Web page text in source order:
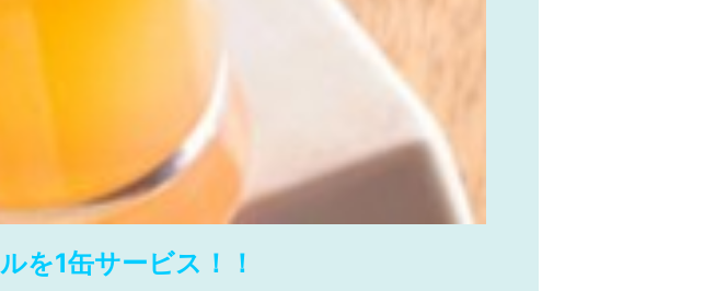
を1缶サービス！！